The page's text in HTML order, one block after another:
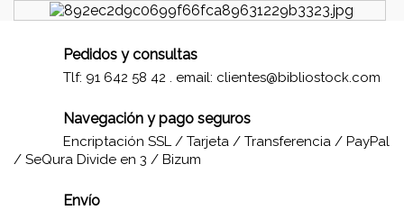
Pedidos y consultas
Tlf: 91 642 58 42 . email: clientes@bibliostock.com
Navegación y pago seguros
Encriptación SSL / Tarjeta / Transferencia / PayPal
/ SeQura Divide en 3 / Bizum
Envío